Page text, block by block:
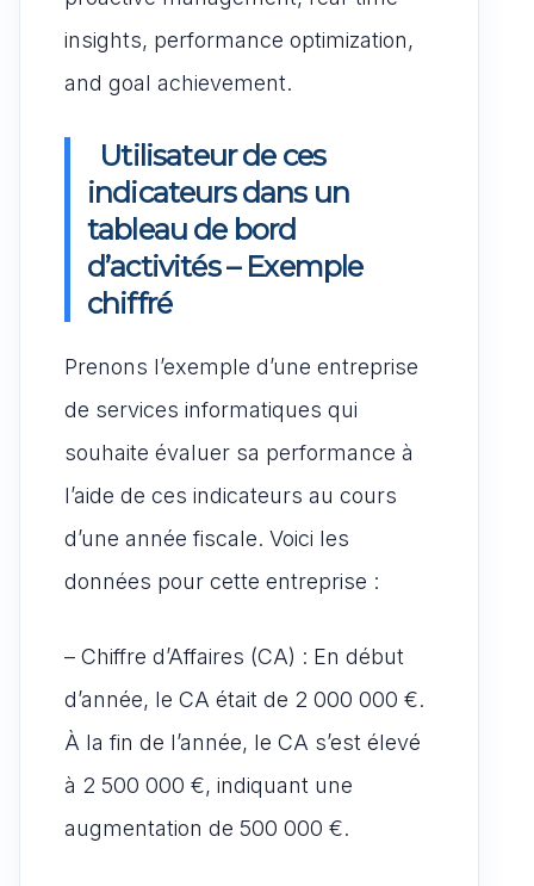
insights, performance optimization,
and goal achievement.
Utilisateur de ces
indicateurs dans un
tableau de bord
d’activités – Exemple
chiffré
Prenons l’exemple d’une entreprise
de services informatiques qui
souhaite évaluer sa performance à
l’aide de ces indicateurs au cours
d’une année fiscale. Voici les
données pour cette entreprise :
– Chiffre d’Affaires (CA) : En début
d’année, le CA était de 2 000 000 €.
À la fin de l’année, le CA s’est élevé
à 2 500 000 €, indiquant une
augmentation de 500 000 €.